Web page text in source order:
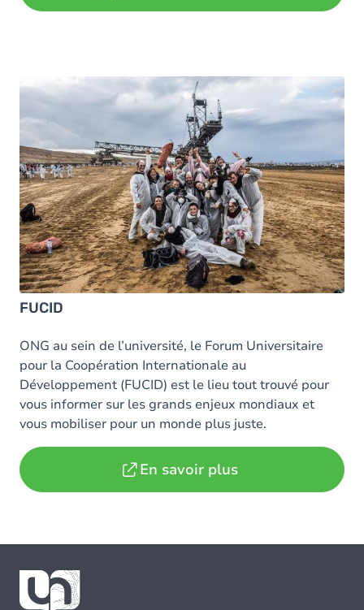
FUCID
ONG au sein de l’université, le Forum Universitaire
pour la Coopération Internationale au
Développement (FUCID) est le lieu tout trouvé pour
vous informer sur les grands enjeux mondiaux et
vous mobiliser pour un monde plus juste.
En savoir plus